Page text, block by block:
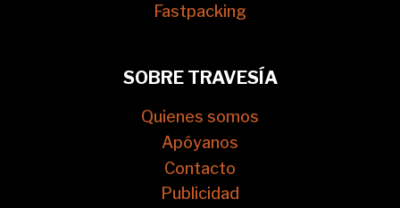
Fastpacking
SOBRE TRAVESÍA
Quienes somos
Apóyanos
Contacto
Publicidad